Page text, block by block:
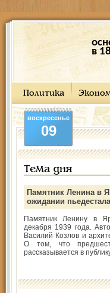
в
Политика
воскресенье
09
Тема дня
Памятник Ленина в
ожидании пьедестала
Памятник Ленину в
декабря 1939 года.
Василий Козлов и
О том, что
рассказывается в